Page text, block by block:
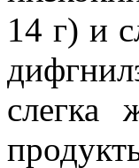
14 г) и
слегка